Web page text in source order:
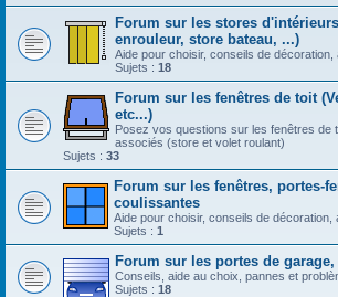
Forum sur les stores
enrouleur, store bateau, ...)
Aide pour choisir, conseils de décoration,
Sujets : 18
Forum sur les fenêtres de toit
etc...)
Posez vos questions sur les fenêtres de
associés (store et volet roulant)
Sujets : 33
Forum sur les fenêtres, portes-
coulissantes
Aide pour choisir, conseils de décoration,
Sujets : 1
Forum sur les portes de
Conseils, aide au choix, pannes et
Sujets : 18